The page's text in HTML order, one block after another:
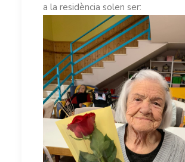
a la residència solen ser: